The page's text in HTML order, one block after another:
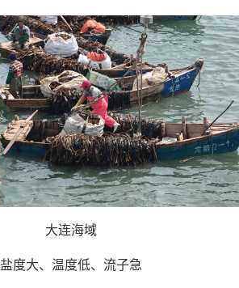
大连海域
盐度大、温度低、流子急